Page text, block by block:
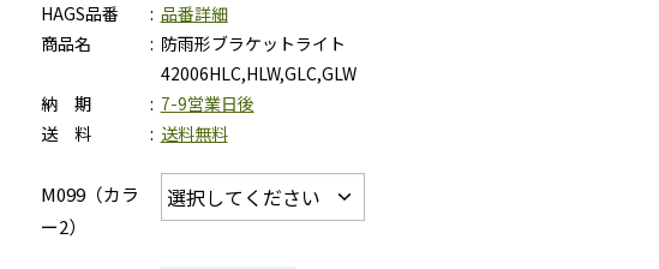
HAGS品番
品番詳細
商品名
防雨形ブラケットライト
42006HLC,HLW,GLC,GLW
納 期
7-9営業日後
送 料
送料無料
M099（カラ
ー2）